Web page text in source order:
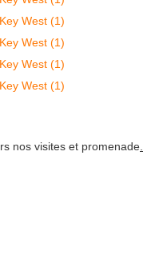
nos visites et promenade